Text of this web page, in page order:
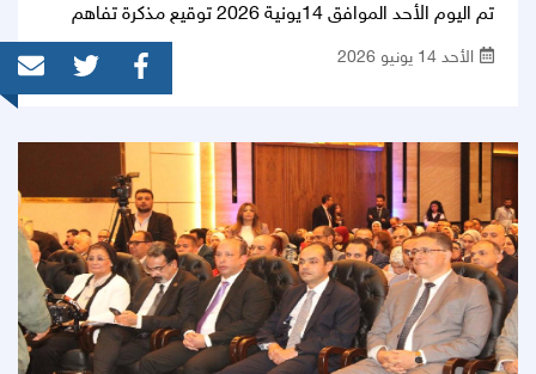
تم اليوم الأحد الموافق 14يونية 2026 توقيع مذكرة تفاهم
مشتركة بين المجلس الصحي المصري ومؤسسة مجدي
يعقوب لأمراض وأبحاث القلب، تهدف إلى إعداد وتأهيل كوادر
الأحد 14 يونيو 2026